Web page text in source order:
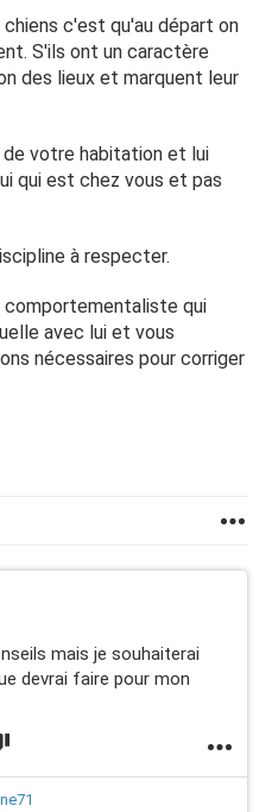
c'est qu'au départ on
S'ils ont un caractère
des lieux et marquent leur
votre habitation et lui
qui est chez vous et pas
à respecter.
comportementaliste qui
avec lui et vous
nécessaires pour corriger
mais je souhaiterai
devrai faire pour mon